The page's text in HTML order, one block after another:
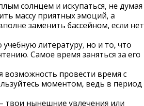
солнцем и искупаться, не думая
массу приятных эмоций, а
заменить бассейном, если нет
литературу, но и то, что
Самое время заняться за его
возможность провести время с
моментом, ведь в период
твои нынешние увлечения или